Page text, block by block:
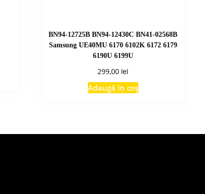
BN94-12725B BN94-12430C BN41-02568B
Samsung UE40MU 6170 6102K 6172 6179
6190U 6199U
299,00 lei
Adaugă în coș